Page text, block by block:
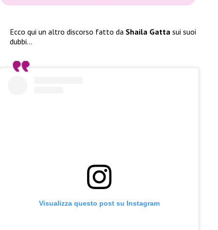
Ecco qui un altro discorso fatto da Shaila Gatta sui suoi
dubbi…
Visualizza questo post su Instagram